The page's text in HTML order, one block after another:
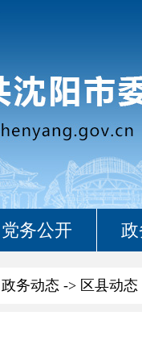
党务公开
政务动态 -> 区县动态